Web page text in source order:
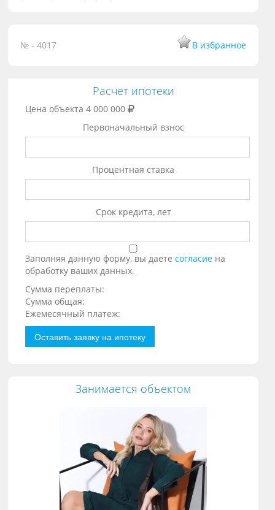
№ - 4017 В избранное
Расчет ипотеки
Цена объекта 4 000 000
Первоначальный взнос
Процентная ставка
Срок кредита, лет
Заполняя данную форму, вы даетесогласие на
обработку ваших данных.
Сумма переплаты:
Сумма общая:
Ежемесячный платеж:
Оставить заявку на ипотеку
Занимается объектом